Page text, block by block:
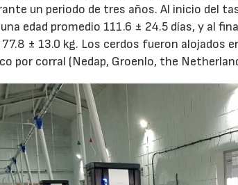
un periodo de tres años. Al inicio del
edad promedio 111.6 ± 24.5 días, y al
77.8 ± 13.0 kg. Los cerdos fueron alojados
por corral (Nedap, Groenlo, the